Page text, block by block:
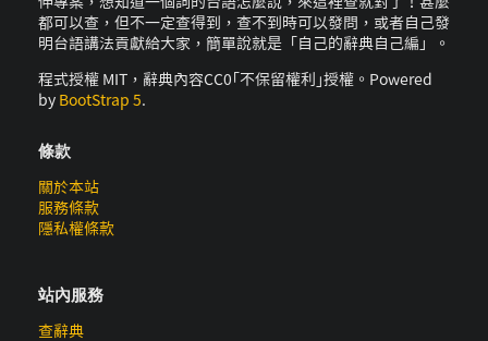
都可以查，但不一定查得到，查不到時可以發問，或者自己發
明台語講法貢獻給大家，簡單說就是「自己的辭典自己編」。
程式授權 MIT，辭典內容CC0｢不保留權利｣授權。Powered
by BootStrap 5.
條款
關於本站
服務條款
隱私權條款
站內服務
查辭典